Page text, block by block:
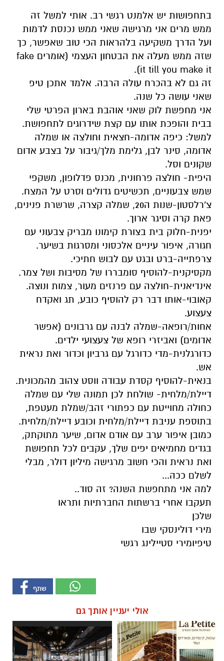
בתחפושות יש אלמנט רגשי רב. אותי למשל זה
ממש מרים אני מרגישה שאני ממש נכנסת לדמות
ועל הדרך משקיעה בלהראות הכי טוב שאפשר, כך
שזה ממש מעלה את הבטחון העצמי (אומרים fake
it till you make it).
זה גם לא בהכרח עולה הרבה. אלמד אתכן טיפ
שאני עושה כל שנה.
אני מחפשת לוק שאני אוהבת בארון הפרטי שלי
בבית והופכת אותו עם קצת שידרוגים לתחפושת.
למשל: כיפה אדומה-חצאית וחולצה או שמלה
אדומה, סינר לבן, גלימת מלך/גיבור על בצבע אדום
שקונים וסל.
היפית- חולצה פרחונית, מכנס פדלופון, משקפי
שמש צבעוניים, תכשיטים גדולים וסרט על המצח.
צ'רלסטון-שנות ה20, שמלה קצרה, שרשרת פנינים,
פאת קרה וסיגר ארוך.
יפנית-חלוק בית בצורת קימונו מבריק צבעוני עם
חגורה, איפור עיניים אלכסוני ומסרגות בשיער.
צרפתייה-ברט ובגט עם לבוש חתיכי.
מקסיקנית-להוסיף סומבררו של מסיבות ושל צמר.
אינדיאנית-חולצה עם פרנזים מעור, צמות ונוצה.
קאובוי-אותו דבר רק להוסיף כובע, תג ואקדח
צעצוע.
אחות/רופאה-שמלה לבנה עם גרבונים (אפשר
אדומים) ואביזרי רופא של צעצועי ילדים.
כדורגלנית-מדי כדורגל עם גרביון וכדור ואת נראית
אש.
בנאית-להוסיף קסדת עבודה ווסט צהוב מהמכונית.
דיילת/מלחית- שולחת לכן תמונה שלי עם שמלה
כחולה מחוייטת עם כפתורי זהב/שמלת מעטפת,
בתוספת עניבת דיילת/מלחית וכובע דיילת/מלחית.
כמובן איפור ערב עם אודם אדום, שיער מתוקתק,
בגדים מחמיאים יפים שלך, עקבים לכל תחפושת
ואת נראית והכי חשוב מרגישה מיליון דולר, מבלי
לשלם ככה...
למה אני מתחפשת השנה? זה סוד..
תעקבו אחרי ברשתות החברתיות ותראו
שלכן
מירי דולינסקי שבו
טיפיומירי סטיילינג רגשי
אולי יעניין אותך גם